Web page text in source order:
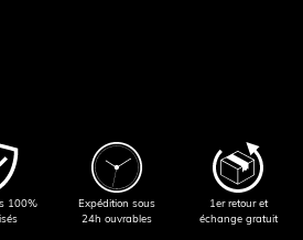
100%
Expédition sous
24h ouvrables
1er retour et
échange gratuit